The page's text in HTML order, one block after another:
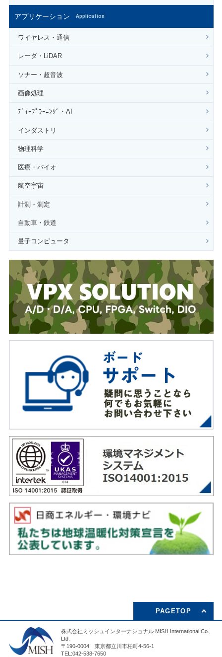
アプリケーション Application
ワイヤレス・通信
レーダ・LiDAR
ソナー・超音波
画像処理
ﾃﾞｨｰﾌﾟﾗｰﾆﾝｸﾞ・AI
インダストリ
物理科学
医療・バイオ
航空宇宙
計測・測定
自動車・鉄道
量子コンピュータ
PAGETOP
株式会社ミッシュインターナショナル MISH International Co.,
Ltd.
〒190-0004 東京都立川市柏町4-56-1
TEL:042-538-7650